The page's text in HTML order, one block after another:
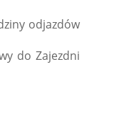
odjazdów
do Zajezdni